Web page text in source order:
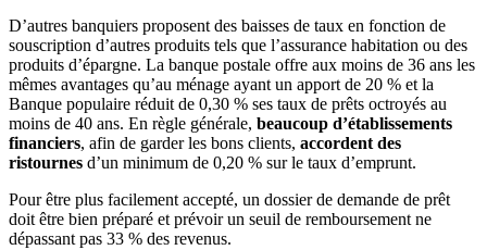
D’autres banquiers proposent des baisses de taux en fonction de
souscription d’autres produits tels que l’assurance habitation ou des
produits d’épargne. La banque postale offre aux moins de 36 ans les
mêmes avantages qu’au ménage ayant un apport de 20 % et la
Banque populaire réduit de 0,30 % ses taux de prêts octroyés au
moins de 40 ans. En règle générale, beaucoup d’établissements
financiers, afin de garder les bons clients, accordent des
ristournes d’un minimum de 0,20 % sur le taux d’emprunt.
Pour être plus facilement accepté, un dossier de demande de prêt
doit être bien préparé et prévoir un seuil de remboursement ne
dépassant pas 33 % des revenus.